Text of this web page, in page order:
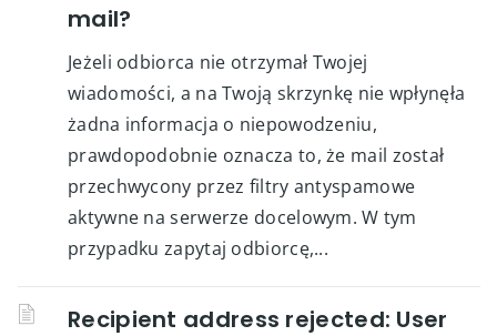
mail?
Jeżeli odbiorca nie otrzymał Twojej
wiadomości, a na Twoją skrzynkę nie wpłynęła
żadna informacja o niepowodzeniu,
prawdopodobnie oznacza to, że mail został
przechwycony przez filtry antyspamowe
aktywne na serwerze docelowym. W tym
przypadku zapytaj odbiorcę,...
Recipient address rejected: User